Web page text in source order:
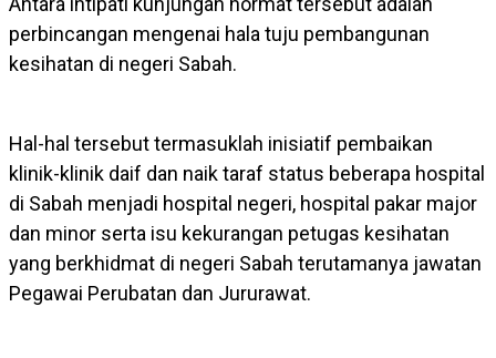
perbincangan mengenai hala tuju pembangunan
kesihatan di negeri Sabah.
Hal-hal tersebut termasuklah inisiatif pembaikan
klinik-klinik daif dan naik taraf status beberapa hospital
di Sabah menjadi hospital negeri, hospital pakar major
dan minor serta isu kekurangan petugas kesihatan
yang berkhidmat di negeri Sabah terutamanya jawatan
Pegawai Perubatan dan Jururawat.